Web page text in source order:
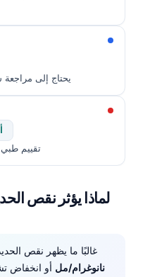
يحتاج إلى
تقييم
لماذا يؤثر نقص
غالبًا ما يظهر نقص
نانوغرام/مل أو انخفاض